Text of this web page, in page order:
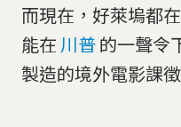
而現在，好萊塢都
能在 川普的一聲
製造的境外電影課